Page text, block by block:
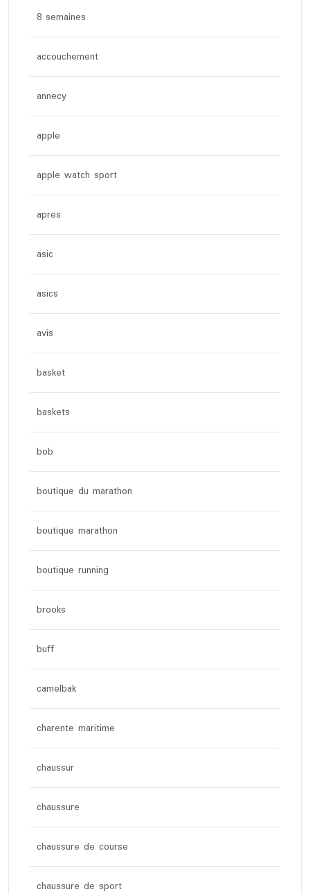
8 semaines
accouchement
annecy
apple
apple watch sport
apres
asic
asics
avis
basket
baskets
bob
boutique du marathon
boutique marathon
boutique running
brooks
buff
camelbak
charente maritime
chaussur
chaussure
chaussure de course
chaussure de sport